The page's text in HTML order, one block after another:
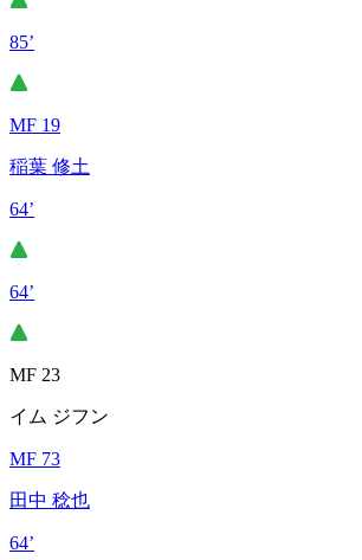
85’
MF 19
稲葉 修土
64’
64’
MF 23
イム ジフン
MF 73
田中 稔也
64’